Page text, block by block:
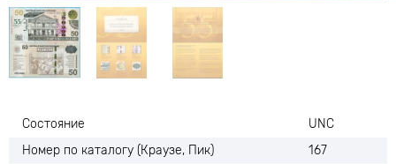
Состояние
UNC
Номер по каталогу (Краузе, Пик)
167